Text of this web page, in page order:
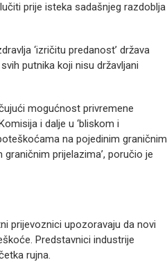
prije isteka sadašnjeg razdoblja
‘izričitu predanost’ država
putnika koji nisu državljani
mogućnost privremene
i dalje u ‘bliskom i
na pojedinim graničnim
prijelazima’, poručio je
prijevoznici upozoravaju da novi
Predstavnici industrije
rujna.